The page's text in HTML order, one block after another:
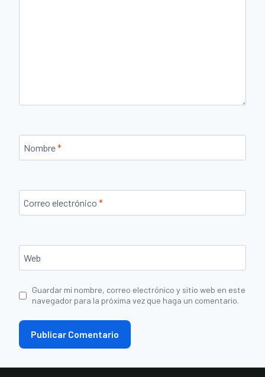
Nombre*
Correo electrónico *
Web
Guardar mi nombre, correo electrónico y sitio web en este
navegador para la próxima vez que haga un comentario.